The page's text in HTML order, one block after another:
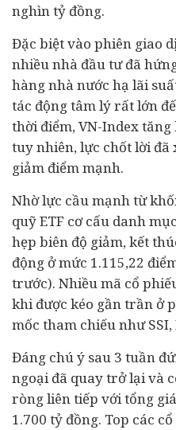
nghìn tỷ đồng.
Đặc biệt vào phiên giao
nhiều nhà đầu tưđã
hàngnhà nước hạ lãi
tác động tâm lý rất lớn
thời điểm, VN-Index
tuy nhiên, lực chốt lời
giảm điểm mạnh.
Nhờ lực cầu mạnh từ
quỹ ETF cơ cấu danh
hẹp biên độ giảm, kết
động ở mức 1.115,22
trước). Nhiều mã cổ
khi được kéo gần trần ở
mốc tham chiếu như SSI,
Đáng chú ý sau 3 tuần
ngoại đã quay trở lại và
ròng liên tiếp với tổng
1.700 tỷ đồng. Top các